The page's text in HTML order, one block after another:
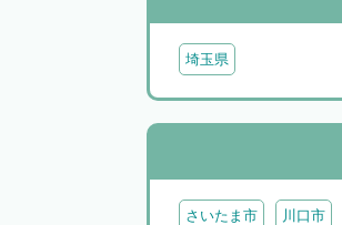
埼玉県
さいたま市 川口市